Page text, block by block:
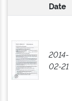
Date
2014-
02-21